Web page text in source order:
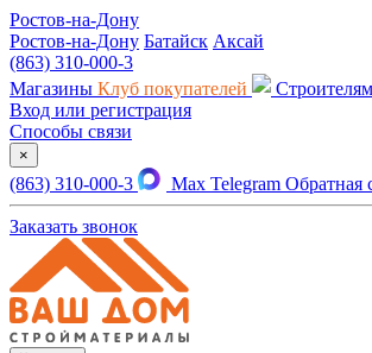
Ростов-на-Дону
Ростов-на-Дону Батайск Аксай
(863) 310-000-3
Магазины Клуб покупателей Строителям
Вход или регистрация
Способы связи
×
(863) 310-000-3 Max Telegram Обратная
Заказать звонок